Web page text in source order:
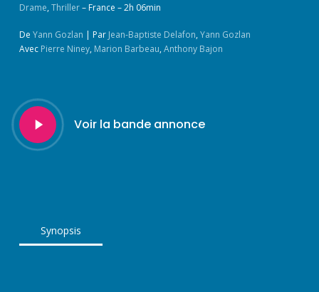
Drame,Thriller– France – 2h 06min
De Yann Gozlan | Par Jean-Baptiste Delafon,Yann Gozlan
Avec Pierre Niney, Marion Barbeau,Anthony Bajon
Play
Video
Voir la bande annonce
Synopsis